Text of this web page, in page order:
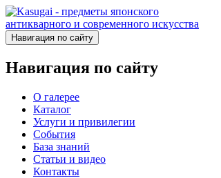
Навигация по сайту
Навигация по сайту
О галерее
Каталог
Услуги и привилегии
События
База знаний
Статьи и видео
Контакты